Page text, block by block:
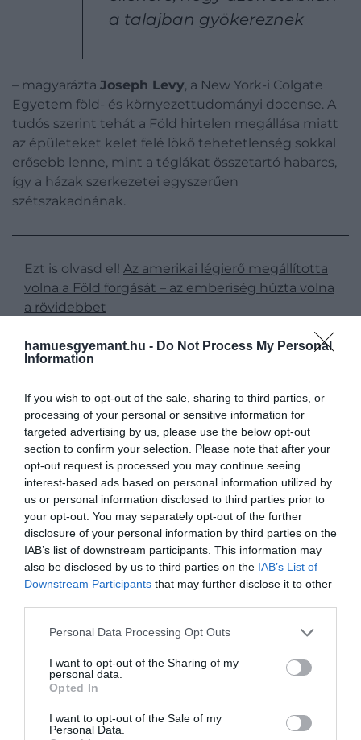
hamuesgyemant.hu - Do Not Process My Personal
Information
If you wish to opt-out of the sale, sharing to third parties, or
processing of your personal or sensitive information for
targeted advertising by us, please use the below opt-out
section to confirm your selection. Please note that after your
opt-out request is processed you may continue seeing
interest-based ads based on personal information utilized by
us or personal information disclosed to third parties prior to
your opt-out. You may separately opt-out of the further
disclosure of your personal information by third parties on the
IAB’s list of downstream participants. This information may
also be disclosed by us to third parties on the IAB’s List of
Downstream Participants that may further disclose it to other
Please note that this website/app uses one or more Google
not limited to your visit or usage behaviour. You may click to
grant or deny consent to Google and its third-party tags to
use your data for below specified purposes in below Google
consent section.
Personal Data Processing Opt Outs
I want to opt-out of the Sharing of my
personal data.
Opted In
I want to opt-out of the Sale of my
Personal Data.
a talajban gyökereznek
– magyarázta Joseph Levy, a New York-i Colgate
Egyetem föld- és környezettudományi docense. A
tudós szerint tehát a Föld hirtelen megállása miatt
az épületeket kelet felé lökő tehetetlenség sokkal
erősebb lenne, mint a téglákat összetartó habarcs,
így a házak szerkezetei egyszerűen
szétszakadnának.
Ezt is olvasd el! Az amerikai légierő megállította
volna a Föld forgását – az emberiség húzta volna
a rövidebbet
A fizika törvényei szerint az Egyenlítőhöz közel a
ettől a sávtól csökkenés tapasztalható, így az
Antarktisz környékén élők néhány horzsolással
túlélhetnék a katasztrófát – legalábbis egy ideig.